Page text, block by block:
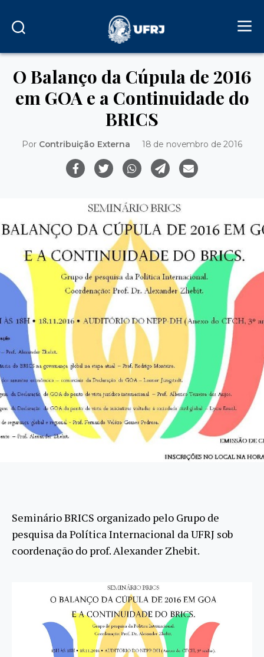
O Balanço da Cúpula de 2016
em GOA e a Continuidade do
BRICS
Por Contribuição Externa 18 de novembro de 2016
Seminário BRICS organizado pelo Grupo de
pesquisa da Política Internacional da UFRJ sob
coordenação do prof. Alexander Zhebit.